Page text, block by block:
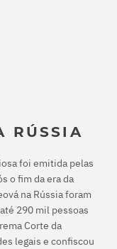
RÚSSIA
foi emitida pelas
o fim da era da
na Rússia foram
290 mil pessoas
Corte da
legais e confiscou